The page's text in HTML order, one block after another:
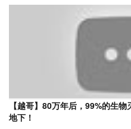
【越哥】80万年后，99%的生
地下！